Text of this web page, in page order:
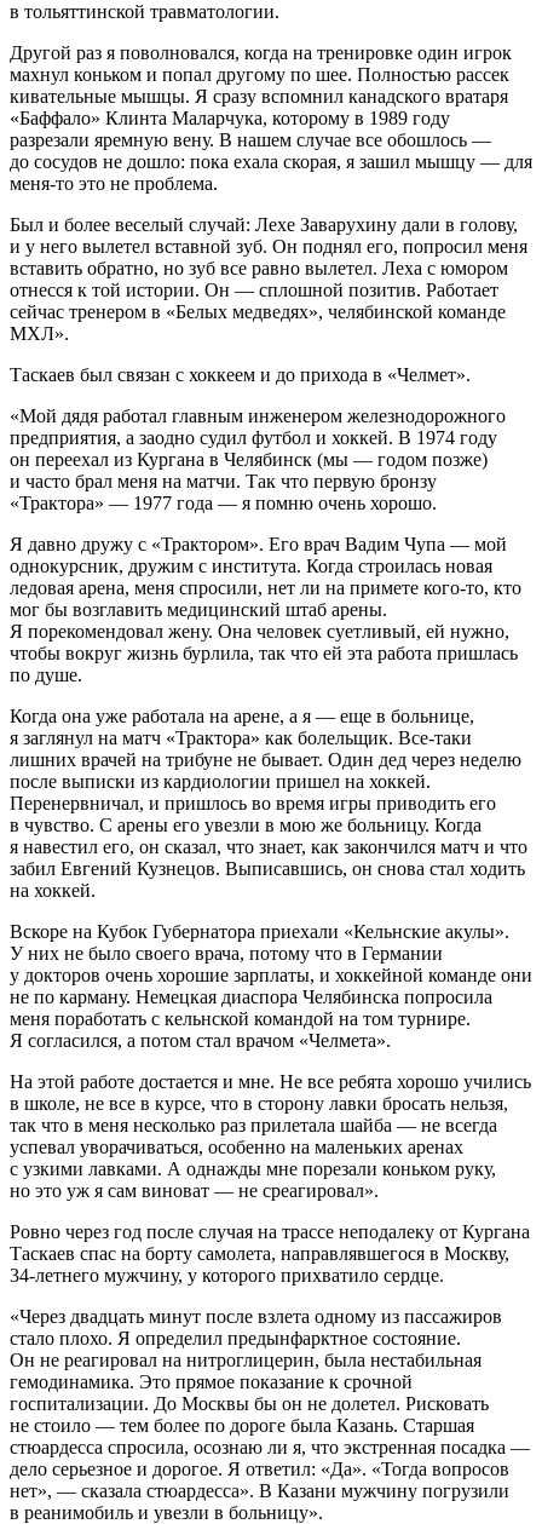
в тольяттинской травматологии.
Другой раз я поволновался, когда на тренировке один игрок
махнул коньком и попал другому по шее. Полностью рассек
кивательные мышцы. Я сразу вспомнил канадского вратаря
«Баффало» Клинта Маларчука, которому в 1989 году
разрезали яремную вену. В нашем случае все обошлось —
до сосудов не дошло: пока ехала скорая, я зашил мышцу — для
меня-то это не проблема.
Был и более веселый случай: Лехе Заварухину дали в голову,
и у него вылетел вставной зуб. Он поднял его, попросил меня
вставить обратно, но зуб все равно вылетел. Леха с юмором
отнесся к той истории. Он — сплошной позитив. Работает
сейчас тренером в «Белых медведях», челябинской команде
МХЛ».
Таскаев был связан с хоккеем и до прихода в «Челмет».
«Мой дядя работал главным инженером железнодорожного
предприятия, а заодно судил футбол и хоккей. В 1974 году
он переехал из Кургана в Челябинск (мы — годом позже)
и часто брал меня на матчи. Так что первую бронзу
«Трактора» — 1977 года — я помню очень хорошо.
Я давно дружу с «Трактором». Его врач Вадим Чупа — мой
однокурсник, дружим с института. Когда строилась новая
ледовая арена, меня спросили, нет ли на примете кого-то, кто
мог бы возглавить медицинский штаб арены.
Я порекомендовал жену. Она человек суетливый, ей нужно,
чтобы вокруг жизнь бурлила, так что ей эта работа пришлась
по душе.
Когда она уже работала на арене, а я — еще в больнице,
я заглянул на матч «Трактора» как болельщик. Все-таки
лишних врачей на трибуне не бывает. Один дед через неделю
после выписки из кардиологии пришел на хоккей.
Перенервничал, и пришлось во время игры приводить его
в чувство. С арены его увезли в мою же больницу. Когда
я навестил его, он сказал, что знает, как закончился матч и что
забил Евгений Кузнецов. Выписавшись, он снова стал ходить
на хоккей.
Вскоре на Кубок Губернатора приехали «Кельнские акулы».
У них не было своего врача, потому что в Германии
у докторов очень хорошие зарплаты, и хоккейной команде они
не по карману. Немецкая диаспора Челябинска попросила
меня поработать с кельнской командой на том турнире.
Я согласился, а потом стал врачом «Челмета».
На этой работе достается и мне. Не все ребята хорошо учились
в школе, не все в курсе, что в сторону лавки бросать нельзя,
так что в меня несколько раз прилетала шайба — не всегда
успевал уворачиваться, особенно на маленьких аренах
с узкими лавками. А однажды мне порезали коньком руку,
но это уж я сам виноват — не среагировал».
Ровно через год после случая на трассе неподалеку от Кургана
Таскаев спас на борту самолета, направлявшегося в Москву,
34-летнего мужчину, у которого прихватило сердце.
«Через двадцать минут после взлета одному из пассажиров
стало плохо. Я определил предынфарктное состояние.
Он не реагировал на нитроглицерин, была нестабильная
гемодинамика. Это прямое показание к срочной
госпитализации. До Москвы бы он не долетел. Рисковать
не стоило — тем более по дороге была Казань. Старшая
стюардесса спросила, осознаю ли я, что экстренная посадка —
дело серьезное и дорогое. Я ответил: «Да». «Тогда вопросов
нет», — сказала стюардесса». В Казани мужчину погрузили
в реанимобиль и увезли в больницу».